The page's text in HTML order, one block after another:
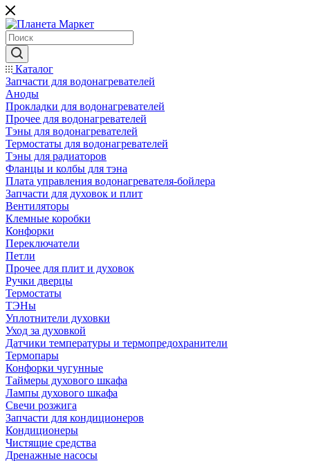
Каталог
Запчасти для водонагревателей
Аноды
Прокладки для водонагревателей
Прочее для водонагревателей
Тэны для водонагревателей
Термостаты для водонагревателей
Тэны для радиаторов
Фланцы и колбы для тэна
Плата управления водонагревателя-бойлера
Запчасти для духовок и плит
Вентиляторы
Клемные коробки
Конфорки
Переключатели
Петли
Прочее для плит и духовок
Ручки дверцы
Термостаты
ТЭНы
Уплотнители духовки
Уход за духовкой
Датчики температуры и термопредохранители
Термопары
Конфорки чугунные
Таймеры духового шкафа
Лампы духового шкафа
Свечи розжига
Запчасти для кондиционеров
Кондиционеры
Чистящие средства
Дренажные насосы